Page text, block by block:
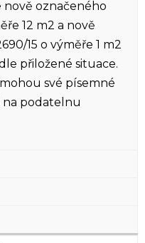
nově označeného
12 m2 a nově
15 o výměře 1 m2
přiložené situace.
své písemné
na podatelnu